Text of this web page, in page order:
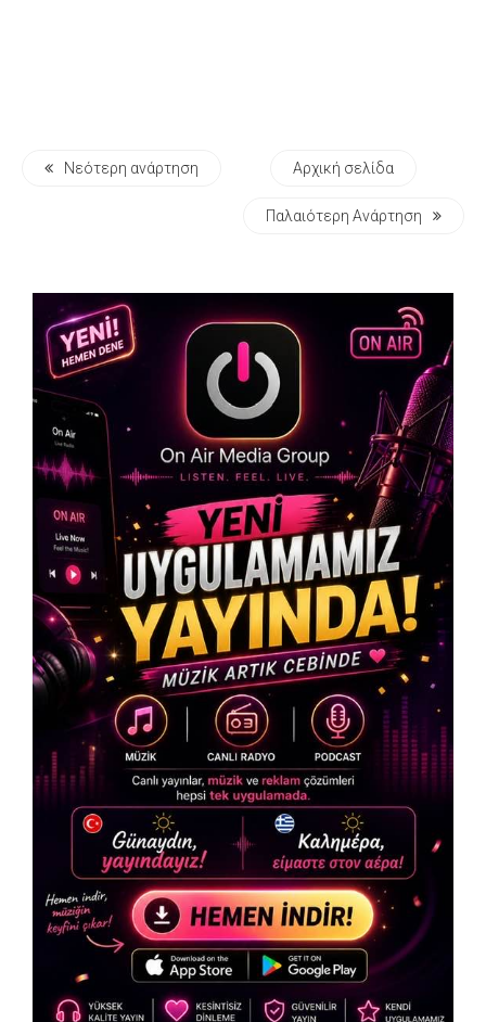
Νεότερη ανάρτηση Αρχική σελίδα
Παλαιότερη Ανάρτηση